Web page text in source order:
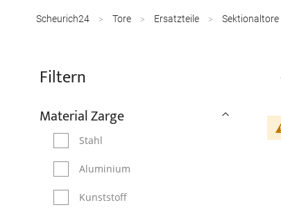
Scheurich24 Tore Ersatzteile Sektionaltore
Filtern
Material Zarge
Stahl
Aluminium
Kunststoff